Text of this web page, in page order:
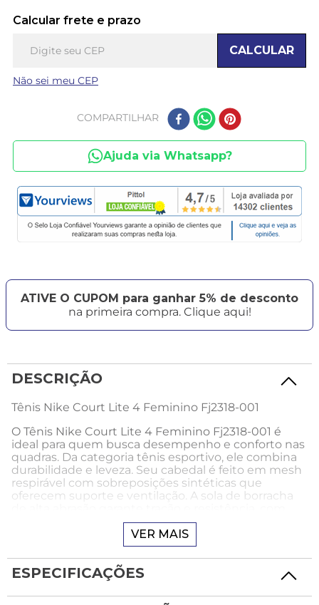
Calcular frete e prazo
CALCULAR
Não sei meu CEP
COMPARTILHAR
Ajuda via Whatsapp?
ATIVE O CUPOM para ganhar 5% de desconto
na primeira compra. Clique aqui!
DESCRIÇÃO
Tênis Nike Court Lite 4 Feminino Fj2318-001
O Tênis Nike Court Lite 4 Feminino Fj2318-001 é
ideal para quem busca desempenho e conforto nas
quadras. Da categoria tênis esportivo, ele combina
durabilidade e leveza. Seu cabedal é feito em mesh
respirável com sobreposições sintéticas que
oferecem suporte e ventilação. A sola de borracha
reforço na região dos dedos para maior durabilidade.
Com bico arredondado, fecho em cadarço e calce
tradicional, ele se adapta facilmente aos pés. A
palmilha é macia, a calcanheira acolchoada e o
acabamento interno suave, oferecendo conforto
contínuo. O design moderno com detalhes que
remetem à velocidade é um atrativo visual. Um
VER MAIS
ESPECIFICAÇÕES